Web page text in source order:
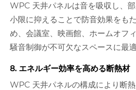
WPC 天井パネルは音を吸収し、
小限に抑えることで防音効果をも
め、会議室、映画館、ホームオフ
騒音制御が不可欠なスペースに最適
8. エネルギー効率を高める断熱材
WPC 天井パネルの構成により断